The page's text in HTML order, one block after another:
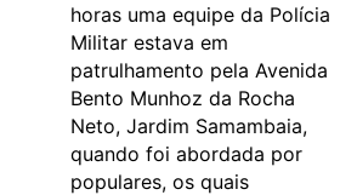
horas uma equipe da Polícia
Militar estava em
patrulhamento pela Avenida
Bento Munhoz da Rocha
Neto, Jardim Samambaia,
quando foi abordada por
populares, os quais